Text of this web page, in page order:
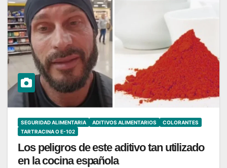
SEGURIDAD ALIMENTARIA ADITIVOS ALIMENTARIOS
COLORANTES
TARTRACINA O E-102
Los peligros de este aditivo tan utilizado
en la cocina española